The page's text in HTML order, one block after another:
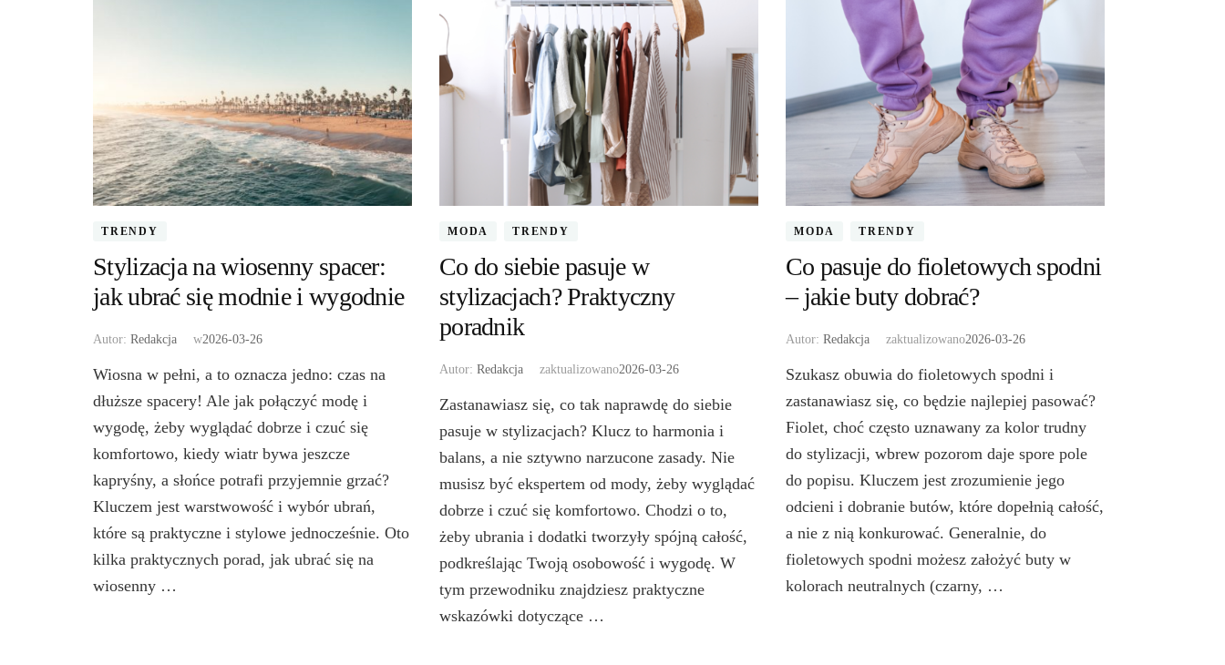
TRENDY
Stylizacja na wiosenny spacer:
jak ubrać się modnie i wygodnie
Autor: Redakcja w2026-03-26
Wiosna w pełni, a to oznacza jedno: czas na
dłuższe spacery! Ale jak połączyć modę i
wygodę, żeby wyglądać dobrze i czuć się
komfortowo, kiedy wiatr bywa jeszcze
kapryśny, a słońce potrafi przyjemnie grzać?
Kluczem jest warstwowość i wybór ubrań,
które są praktyczne i stylowe jednocześnie. Oto
kilka praktycznych porad, jak ubrać się na
wiosenny …
MODA TRENDY
Co do siebie pasuje w
stylizacjach? Praktyczny
poradnik
Autor: Redakcja zaktualizowano2026-03-26
Zastanawiasz się, co tak naprawdę do siebie
pasuje w stylizacjach? Klucz to harmonia i
balans, a nie sztywno narzucone zasady. Nie
musisz być ekspertem od mody, żeby wyglądać
dobrze i czuć się komfortowo. Chodzi o to,
żeby ubrania i dodatki tworzyły spójną całość,
podkreślając Twoją osobowość i wygodę. W
tym przewodniku znajdziesz praktyczne
wskazówki dotyczące …
MODA TRENDY
Co pasuje do fioletowych spodni
– jakie buty dobrać?
Autor: Redakcja zaktualizowano2026-03-26
Szukasz obuwia do fioletowych spodni i
zastanawiasz się, co będzie najlepiej pasować?
Fiolet, choć często uznawany za kolor trudny
do stylizacji, wbrew pozorom daje spore pole
do popisu. Kluczem jest zrozumienie jego
odcieni i dobranie butów, które dopełnią całość,
a nie z nią konkurować. Generalnie, do
fioletowych spodni możesz założyć buty w
kolorach neutralnych (czarny, …